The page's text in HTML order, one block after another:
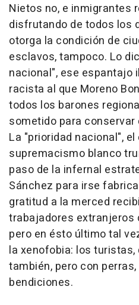
Nietos no, e inmigrantes
disfrutando de todos los
otorga la condición de
esclavos, tampoco. Lo
nacional", ese espantajo
racista al que Moreno
todos los barones
sometido para conservar
La "prioridad nacional",
supremacismo blanco
paso de la infernal
Sánchez para irse
gratitud a la merced
trabajadores extranjeros
pero en ésto último tal
la xenofobia: los
también, pero con
bendiciones.